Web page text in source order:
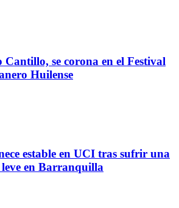
se corona en el Festival
Huilense
estable en UCI tras sufrir una
en Barranquilla